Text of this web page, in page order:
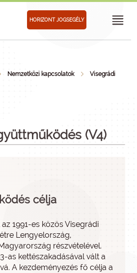
HORIZONT JOGSEGÉLY
Nemzetközi kapcsolatok
Visegrádi
(V4)
célja
1991-es közös Visegrádi
Lengyelország,
részvételével.
as kettészakadásával vált a
A kezdeményezés fő célja a